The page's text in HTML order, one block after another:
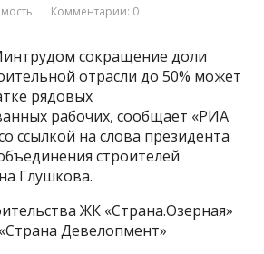
Комментарии: 0
сокращение доли
отрасли до 50% может
рядовых
рабочих, сообщает «РИА
ссылкой на слова президента
строителей
Глушкова.
ЖК «Страна.Озерная»
Девелопмент»